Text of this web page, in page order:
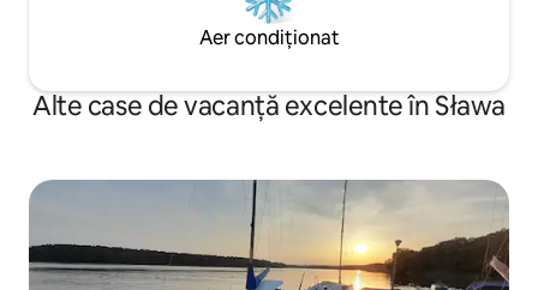
Aer condiționat
Alte case de vacanță excelente în Sława